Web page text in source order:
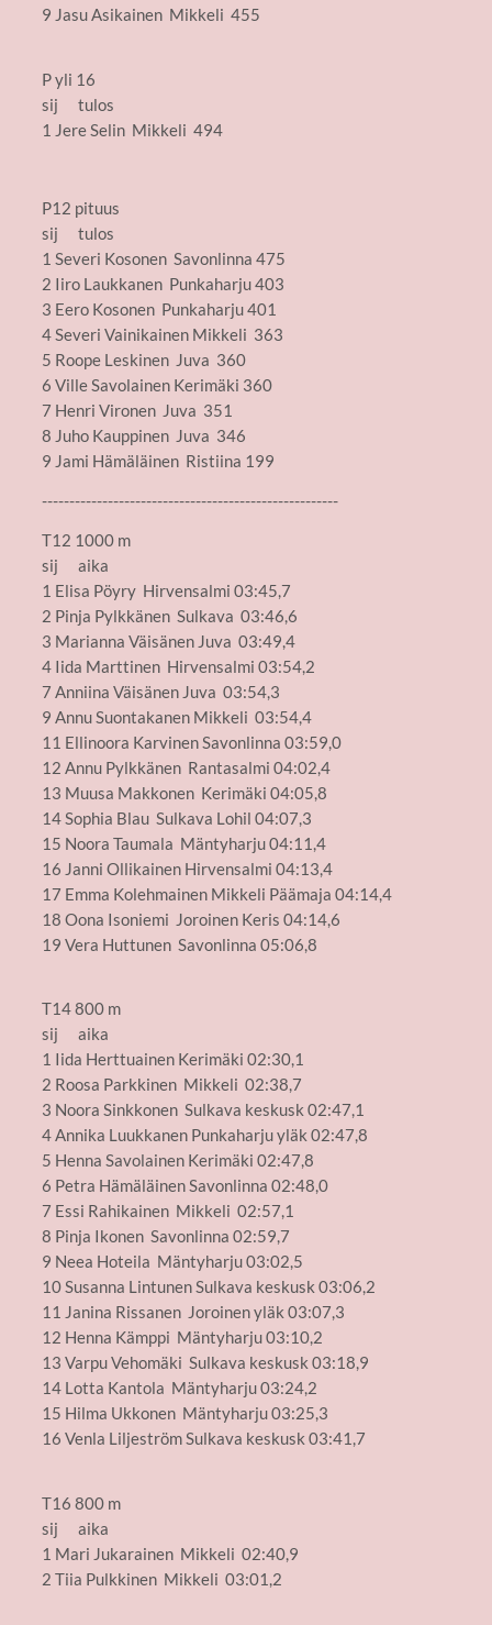
9 Jasu Asikainen Mikkeli 455
P yli 16
sij tulos
1 Jere Selin Mikkeli 494
P12 pituus
sij tulos
1 Severi Kosonen Savonlinna 475
2 Iiro Laukkanen Punkaharju 403
3 Eero Kosonen Punkaharju 401
4 Severi Vainikainen Mikkeli 363
5 Roope Leskinen Juva 360
6 Ville Savolainen Kerimäki 360
7 Henri Vironen Juva 351
8 Juho Kauppinen Juva 346
9 Jami Hämäläinen Ristiina 199
------------------------------------------------------
T12 1000 m
sij aika
1 Elisa Pöyry Hirvensalmi 03:45,7
2 Pinja Pylkkänen Sulkava 03:46,6
3 Marianna Väisänen Juva 03:49,4
4 Iida Marttinen Hirvensalmi 03:54,2
7 Anniina Väisänen Juva 03:54,3
9 Annu Suontakanen Mikkeli 03:54,4
11 Ellinoora Karvinen Savonlinna 03:59,0
12 Annu Pylkkänen Rantasalmi 04:02,4
13 Muusa Makkonen Kerimäki 04:05,8
14 Sophia Blau Sulkava Lohil 04:07,3
15 Noora Taumala Mäntyharju 04:11,4
16 Janni Ollikainen Hirvensalmi 04:13,4
17 Emma Kolehmainen Mikkeli Päämaja 04:14,4
18 Oona Isoniemi Joroinen Keris 04:14,6
19 Vera Huttunen Savonlinna 05:06,8
T14 800 m
sij aika
1 Iida Herttuainen Kerimäki 02:30,1
2 Roosa Parkkinen Mikkeli 02:38,7
3 Noora Sinkkonen Sulkava keskusk 02:47,1
4 Annika Luukkanen Punkaharju yläk 02:47,8
5 Henna Savolainen Kerimäki 02:47,8
6 Petra Hämäläinen Savonlinna 02:48,0
7 Essi Rahikainen Mikkeli 02:57,1
8 Pinja Ikonen Savonlinna 02:59,7
9 Neea Hoteila Mäntyharju 03:02,5
10 Susanna Lintunen Sulkava keskusk 03:06,2
11 Janina Rissanen Joroinen yläk 03:07,3
12 Henna Kämppi Mäntyharju 03:10,2
13 Varpu Vehomäki Sulkava keskusk 03:18,9
14 Lotta Kantola Mäntyharju 03:24,2
15 Hilma Ukkonen Mäntyharju 03:25,3
16 Venla Liljeström Sulkava keskusk 03:41,7
T16 800 m
sij aika
1 Mari Jukarainen Mikkeli 02:40,9
2 Tiia Pulkkinen Mikkeli 03:01,2